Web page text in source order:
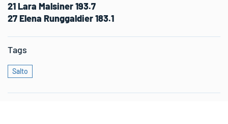
21 Lara Malsiner 193.7
27 Elena Runggaldier 183.1
Tags
Salto